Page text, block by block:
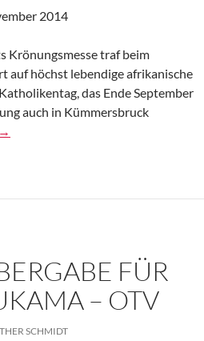
2014
Krönungsmesse traf beim
auf höchst lebendige afrikanische
das Ende September
auch in Kümmersbruck
– AZ
→
FÜR
– OTV
SCHMIDT